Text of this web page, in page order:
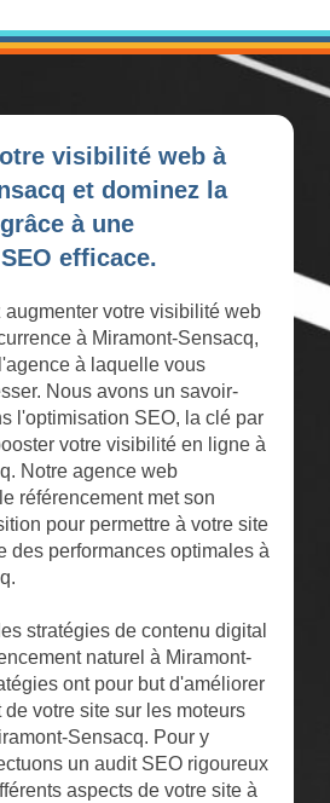
visibilité web à
et dominez la
à une
efficace.
votre visibilité web
à Miramont-Sensacq,
à laquelle vous
Nous avons un savoir-
l'optimisation SEO, la clé par
votre visibilité en ligne à
Notre agence web
référencement met son
pour permettre à votre site
des performances optimales à
stratégies de contenu digital
naturel à Miramont-
ont pour but d'améliorer
de votre site sur les moteurs
Sensacq. Pour y
un audit SEO rigoureux
aspects de votre site à